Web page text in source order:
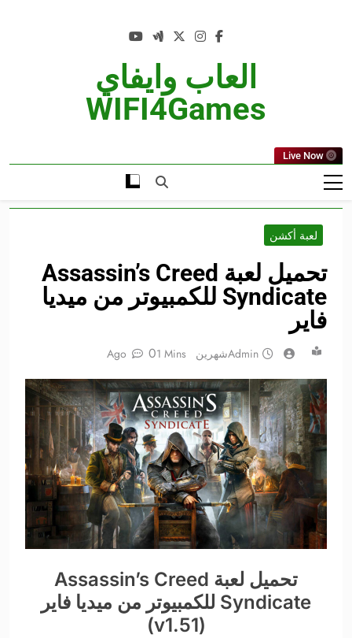
العاب وايفاي
WIFI4Games
Live Now
لعبة أكشن
تحميل لعبة Assassin’s Creed
Syndicate للكمبيوتر من ميديا
فاير
Adminشهرين Ago 01 Mins
تحميل لعبة Assassin’s Creed
Syndicate للكمبيوتر من ميديا فاير
(v1.51)